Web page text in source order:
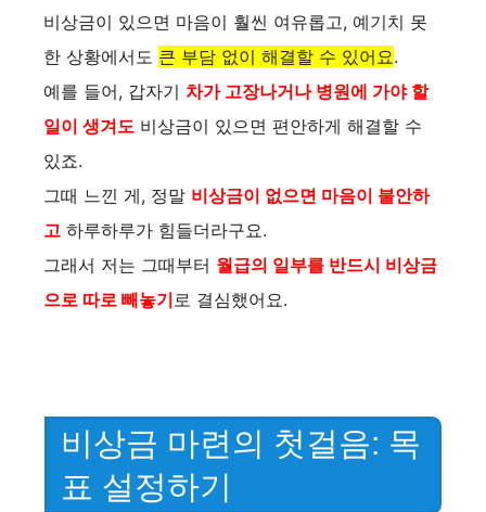
비상금이 있으면 마음이 훨씬 여유롭고, 예기치 못
한 상황에서도 큰 부담 없이 해결할 수 있어요.
예를 들어, 갑자기 차가 고장나거나 병원에 가야 할
일이 생겨도 비상금이 있으면 편안하게 해결할 수
있죠.
그때 느낀 게, 정말 비상금이 없으면 마음이 불안하
고 하루하루가 힘들더라구요.
그래서 저는 그때부터 월급의 일부를 반드시 비상금
으로 따로 빼놓기로 결심했어요.
비상금 마련의 첫걸음: 목
표 설정하기